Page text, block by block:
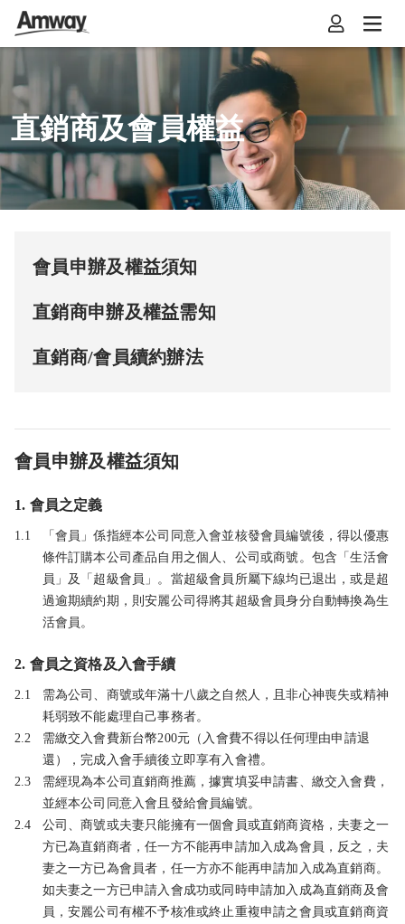
直銷商及會員權益
會員申辦及權益須知
直銷商申辦及權益需知
直銷商/會員續約辦法
會員申辦及權益須知
1. 會員之定義
1.1
「會員」係指經本公司同意入會並核發會員編號後，得以優惠
條件訂購本公司產品自用之個人、公司或商號。包含「生活會
員」及「超級會員」。當超級會員所屬下線均已退出，或是超
過逾期續約期，則安麗公司得將其超級會員身分自動轉換為生
活會員。
2. 會員之資格及入會手續
2.1
需為公司、商號或年滿十八歲之自然人，且非心神喪失或精神
耗弱致不能處理自己事務者。
2.2
需繳交入會費新台幣200元（入會費不得以任何理由申請退
還），完成入會手續後立即享有入會禮。
2.3
需經現為本公司直銷商推薦，據實填妥申請書、繳交入會費，
並經本公司同意入會且發給會員編號。
2.4
公司、商號或夫妻只能擁有一個會員或直銷商資格，夫妻之一
方已為直銷商者，任一方不能再申請加入成為會員，反之，夫
妻之一方已為會員者，任一方亦不能再申請加入成為直銷商。
如夫妻之一方已申請入會成功或同時申請加入成為直銷商及會
員，安麗公司有權不予核准或終止重複申請之會員或直銷商資